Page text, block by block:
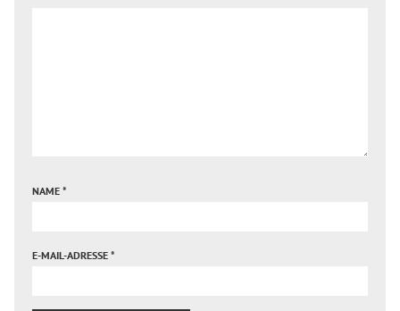
NAME *
E-MAIL-ADRESSE *